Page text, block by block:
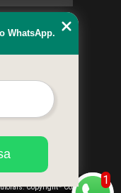
Copyright Cobre Eventos
1
WhatsApp.